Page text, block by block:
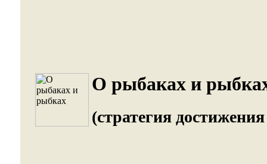
О рыбаках и
(стратегия